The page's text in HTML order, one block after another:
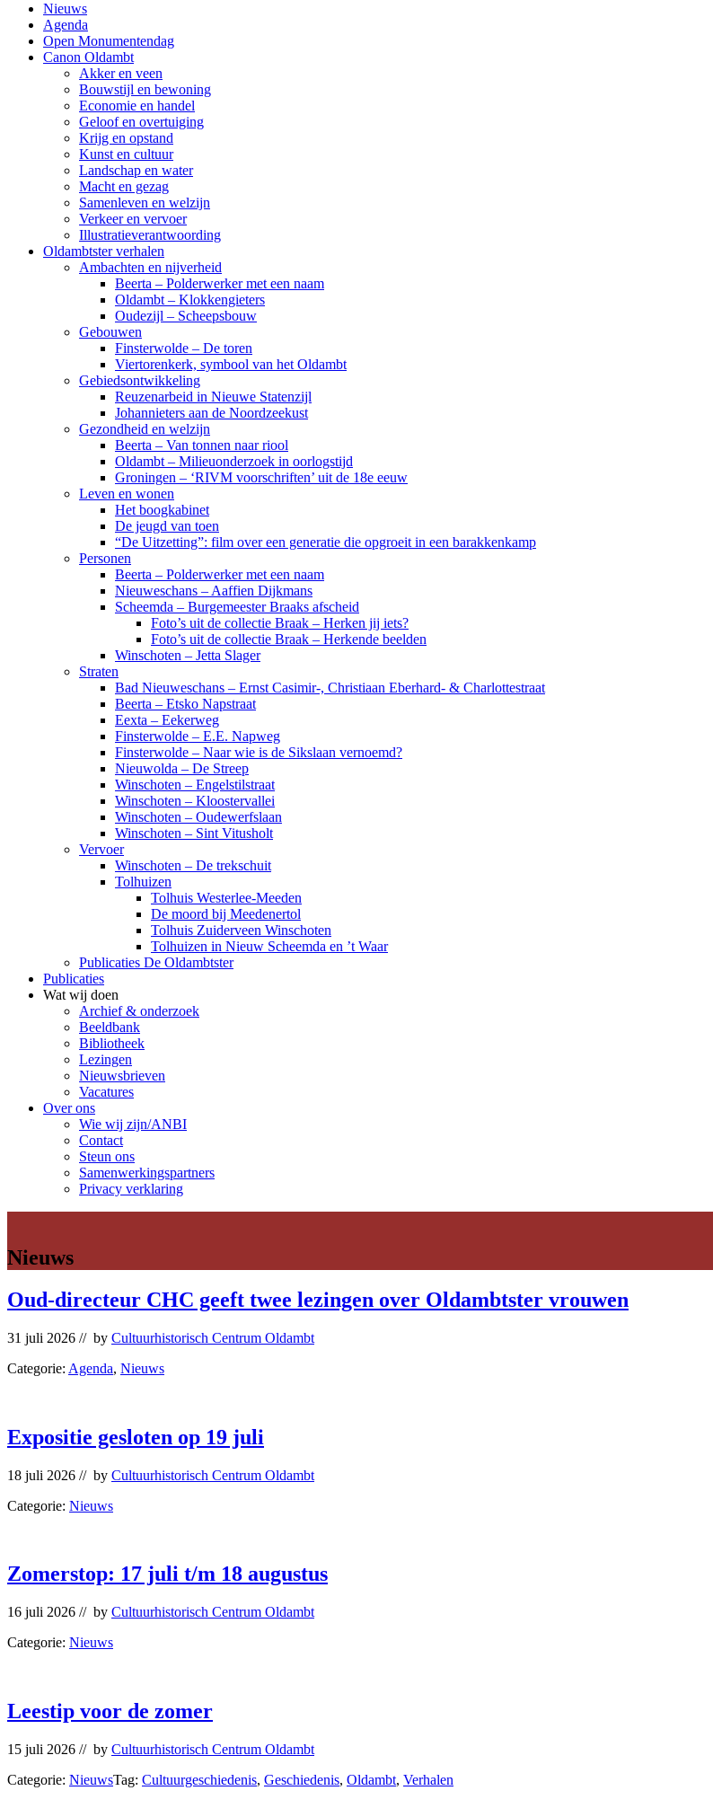
Nieuws
Agenda
Open Monumentendag
Canon Oldambt
Akker en veen
Bouwstijl en bewoning
Economie en handel
Geloof en overtuiging
Krijg en opstand
Kunst en cultuur
Landschap en water
Macht en gezag
Samenleven en welzijn
Verkeer en vervoer
Illustratieverantwoording
Oldambtster verhalen
Ambachten en nijverheid
Beerta – Polderwerker met een naam
Oldambt – Klokkengieters
Oudezijl – Scheepsbouw
Gebouwen
Finsterwolde – De toren
Viertorenkerk, symbool van het Oldambt
Gebiedsontwikkeling
Reuzenarbeid in Nieuwe Statenzijl
Johannieters aan de Noordzeekust
Gezondheid en welzijn
Beerta – Van tonnen naar riool
Oldambt – Milieuonderzoek in oorlogstijd
Groningen – ‘RIVM voorschriften’ uit de 18e eeuw
Leven en wonen
Het boogkabinet
De jeugd van toen
“De Uitzetting”: film over een generatie die opgroeit in een barakkenkamp
Personen
Beerta – Polderwerker met een naam
Nieuweschans – Aaffien Dijkmans
Scheemda – Burgemeester Braaks afscheid
Foto’s uit de collectie Braak – Herken jij iets?
Foto’s uit de collectie Braak – Herkende beelden
Winschoten – Jetta Slager
Straten
Bad Nieuweschans – Ernst Casimir-, Christiaan Eberhard- & Charlottestraat
Beerta – Etsko Napstraat
Eexta – Eekerweg
Finsterwolde – E.E. Napweg
Finsterwolde – Naar wie is de Sikslaan vernoemd?
Nieuwolda – De Streep
Winschoten – Engelstilstraat
Winschoten – Kloostervallei
Winschoten – Oudewerfslaan
Winschoten – Sint Vitusholt
Vervoer
Winschoten – De trekschuit
Tolhuizen
Tolhuis Westerlee-Meeden
De moord bij Meedenertol
Tolhuis Zuiderveen Winschoten
Tolhuizen in Nieuw Scheemda en ’t Waar
Publicaties De Oldambtster
Publicaties
Wat wij doen
Archief & onderzoek
Beeldbank
Bibliotheek
Lezingen
Nieuwsbrieven
Vacatures
Over ons
Wie wij zijn/ANBI
Contact
Steun ons
Samenwerkingspartners
Privacy verklaring
Nieuws
Oud-directeur CHC geeft twee lezingen over Oldambtster vrouwen
31 juli 2026 // by Cultuurhistorisch Centrum Oldambt
Categorie: Agenda, Nieuws
Expositie gesloten op 19 juli
18 juli 2026 // by Cultuurhistorisch Centrum Oldambt
Categorie: Nieuws
Zomerstop: 17 juli t/m 18 augustus
16 juli 2026 // by Cultuurhistorisch Centrum Oldambt
Categorie: Nieuws
Leestip voor de zomer
15 juli 2026 // by Cultuurhistorisch Centrum Oldambt
Categorie: NieuwsTag: Cultuurgeschiedenis, Geschiedenis, Oldambt, Verhalen